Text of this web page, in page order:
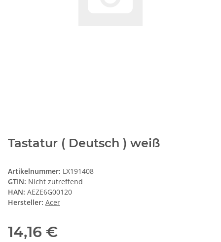
Tastatur ( Deutsch ) weiß
Artikelnummer: LX191408
GTIN: Nicht zutreffend
HAN: AEZE6G00120
Hersteller: Acer
14,16 €